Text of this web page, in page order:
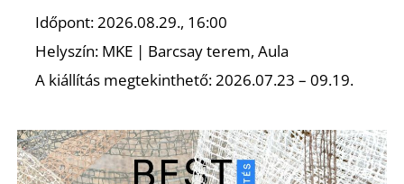
Időpont: 2026.08.29., 16:00
Helyszín: MKE | Barcsay terem, Aula
A kiállítás megtekinthető: 2026.07.23 – 09.19.